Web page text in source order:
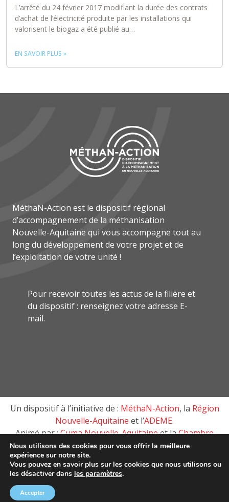
L’arrêté du 24 février 2017 modifiant la durée des contrats
d’achat de l’électricité produite par les installations qui
valorisent le biogaz a été publié au…
EN SAVOIR PLUS »
MéthaN-Action est le dispositif régional
d’accompagnement de la méthanisation
Nouvelle-Aquitaine qui vous accompagne tout au
long du développement de votre projet et de
l’exploitation de votre unité !
Pour recevoir toutes les actus de la filière et
du dispositif : renseignez votre adresse E-
mail.
Un dispositif à l’initiative de : MéthaN-Action, la Région
Nouvelle-Aquitaine et l’ADEME.
Animé par :Cuma Nouvelle-Aquitaineet laChambre
d’agriculture de Nouvelle-Aquitaine
MéthaN-Action, tous droits réservés © 2018 –
Nous utilisons des cookies pour vous offrir la meilleure
expérience sur notre site.
Vous pouvez en savoir plus sur les cookies que nous utilisons ou
les désactiver dans les paramètres.
Accepter